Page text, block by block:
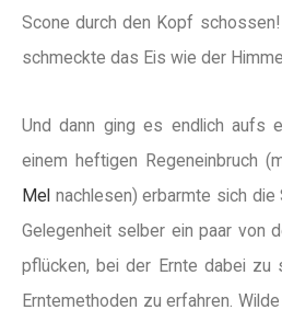
Scone durch den Kopf
schmeckte das Eis wie der
Und dann ging es endlich aufs
einem heftigen Regeneinbruch
Mel nachlesen) erbarmte sich die
Gelegenheit selber ein paar von
pflücken, bei der Ernte dabei zu
Erntemethoden zu erfahren.